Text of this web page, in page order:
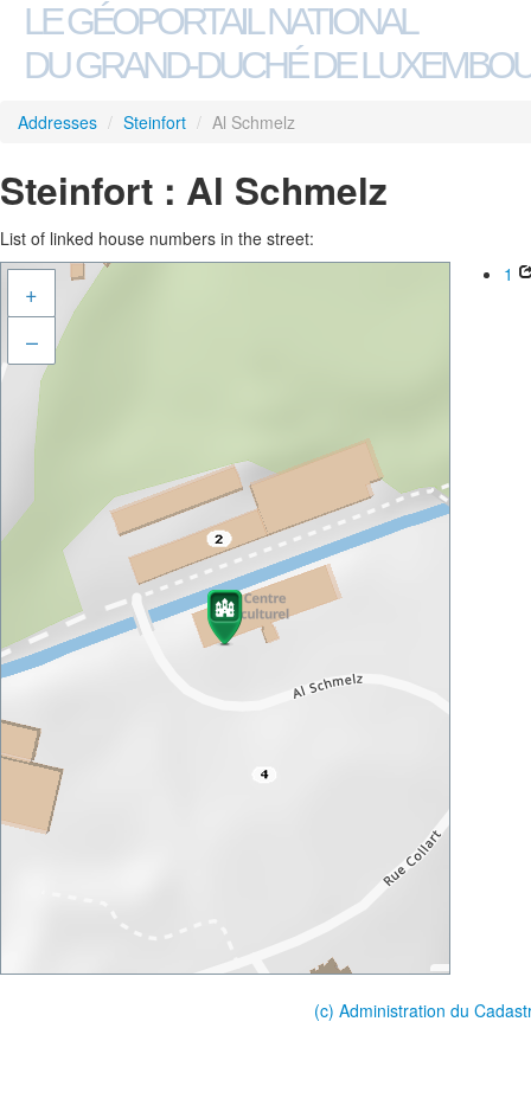
LE GÉOPORTAIL NATIONAL
DU GRAND-DUCHÉ DE
Addresses / Steinfort / Al Schmelz
Steinfort : Al Schmelz
List of linked house numbers in the street:
+
–
1
(c) Administration du